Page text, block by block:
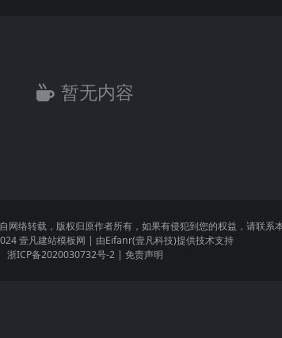
暂无内容
网络转载，版权归原作者所有，如果有侵犯到您的权益，请联系
壹凡建站模板网 | 由Eifanr(壹凡科技)提供技术支持
浙ICP备2020030732号-2| 免责声明